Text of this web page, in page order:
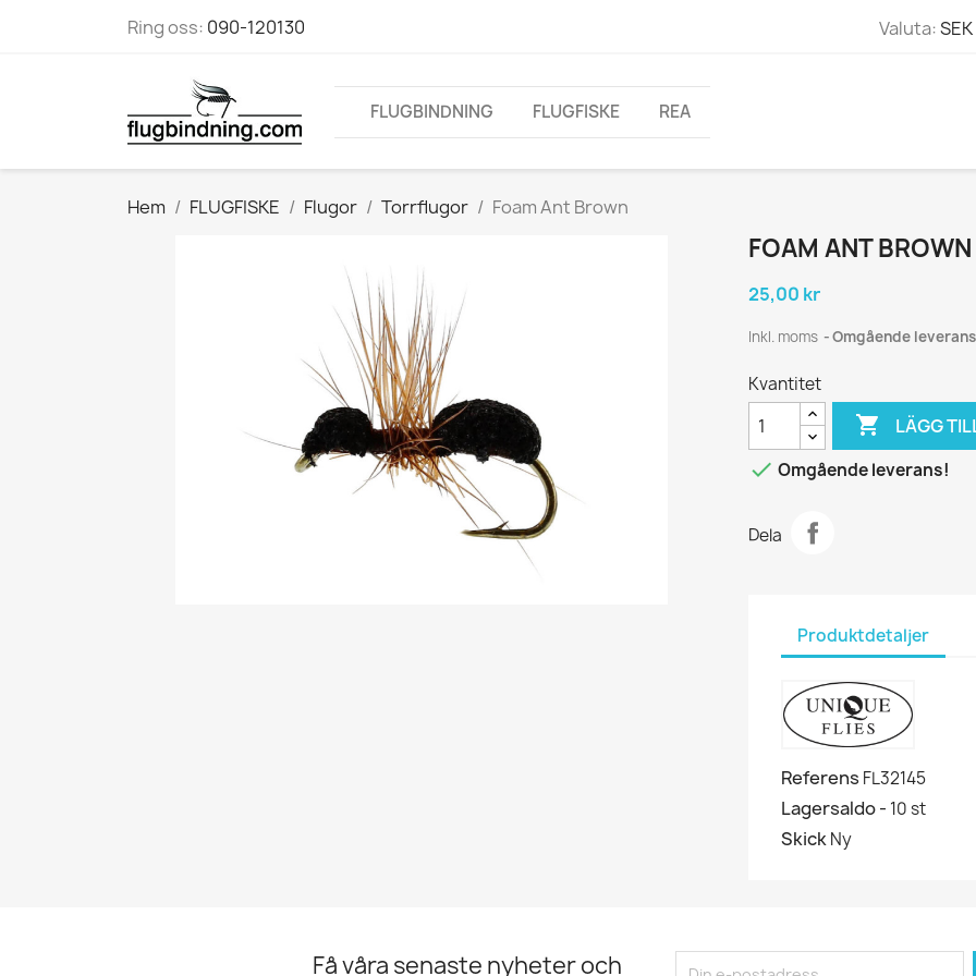
Ring oss: 090-120130 Valuta:
FLUGBINDNING FLUGFISKE REA
Hem FLUGFISKE Flugor Torrflugor Foam Ant Brown
FOAM ANT BROWN
25,00 kr
Inkl. moms Omgående
Kvantitet
 LÄGG
 Omgående leverans!
Dela
Produktdetaljer
Referens FL32145
Lagersaldo - 10 st
SkickNy
Få våra senaste nyheter och